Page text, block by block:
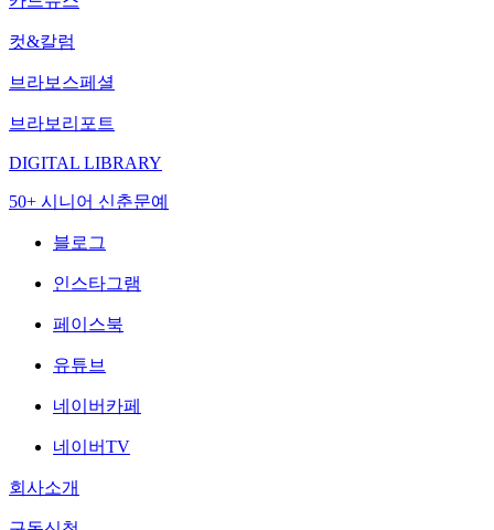
컷&칼럼
브라보스페셜
브라보리포트
DIGITAL LIBRARY
50+ 시니어 신춘문예
블로그
인스타그램
페이스북
유튜브
네이버카페
네이버TV
회사소개